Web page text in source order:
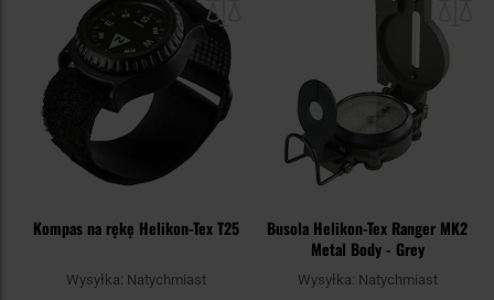
Kompas na rękę Helikon-Tex T25
Wysyłka: Natychmiast
Busola Helikon-Tex Ranger MK2
Metal Body - Grey
Wysyłka: Natychmiast